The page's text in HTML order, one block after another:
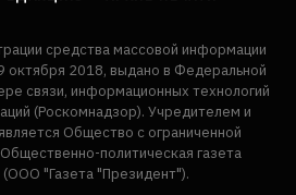
средства массовой информации
2018, выдано в Федеральной
связи, информационных технологий
(Роскомнадзор). Учредителем и
Общество с ограниченной
политическая газета
"Газета "Президент").